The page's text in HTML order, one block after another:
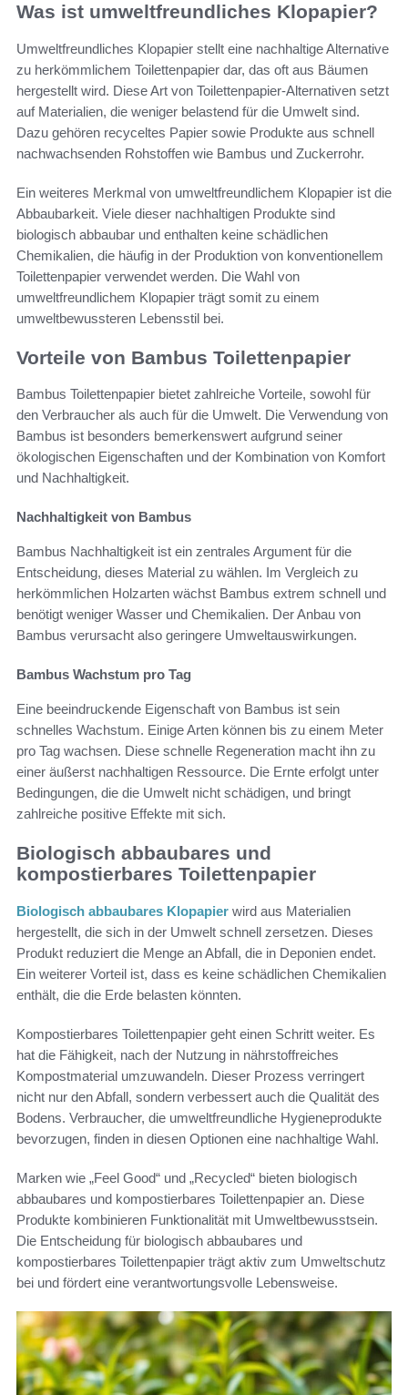
Was ist umweltfreundliches Klopapier?
Umweltfreundliches Klopapier stellt eine nachhaltige Alternative
zu herkömmlichem Toilettenpapier dar, das oft aus Bäumen
hergestellt wird. Diese Art von Toilettenpapier-Alternativen setzt
auf Materialien, die weniger belastend für die Umwelt sind.
Dazu gehören recyceltes Papier sowie Produkte aus schnell
nachwachsenden Rohstoffen wie Bambus und Zuckerrohr.
Ein weiteres Merkmal von umweltfreundlichem Klopapier ist die
Abbaubarkeit. Viele dieser nachhaltigen Produkte sind
biologisch abbaubar und enthalten keine schädlichen
Chemikalien, die häufig in der Produktion von konventionellem
Toilettenpapier verwendet werden. Die Wahl von
umweltfreundlichem Klopapier trägt somit zu einem
umweltbewussteren Lebensstil bei.
Vorteile von Bambus Toilettenpapier
Bambus Toilettenpapier bietet zahlreiche Vorteile, sowohl für
den Verbraucher als auch für die Umwelt. Die Verwendung von
Bambus ist besonders bemerkenswert aufgrund seiner
ökologischen Eigenschaften und der Kombination von Komfort
und Nachhaltigkeit.
Nachhaltigkeit von Bambus
Bambus Nachhaltigkeit ist ein zentrales Argument für die
Entscheidung, dieses Material zu wählen. Im Vergleich zu
herkömmlichen Holzarten wächst Bambus extrem schnell und
benötigt weniger Wasser und Chemikalien. Der Anbau von
Bambus verursacht also geringere Umweltauswirkungen.
Bambus Wachstum pro Tag
Eine beeindruckende Eigenschaft von Bambus ist sein
schnelles Wachstum. Einige Arten können bis zu einem Meter
pro Tag wachsen. Diese schnelle Regeneration macht ihn zu
einer äußerst nachhaltigen Ressource. Die Ernte erfolgt unter
Bedingungen, die die Umwelt nicht schädigen, und bringt
zahlreiche positive Effekte mit sich.
Biologisch abbaubares und
kompostierbares Toilettenpapier
Biologisch abbaubares Klopapier wird aus Materialien
hergestellt, die sich in der Umwelt schnell zersetzen. Dieses
Produkt reduziert die Menge an Abfall, die in Deponien endet.
Ein weiterer Vorteil ist, dass es keine schädlichen Chemikalien
enthält, die die Erde belasten könnten.
Kompostierbares Toilettenpapier geht einen Schritt weiter. Es
hat die Fähigkeit, nach der Nutzung in nährstoffreiches
Kompostmaterial umzuwandeln. Dieser Prozess verringert
nicht nur den Abfall, sondern verbessert auch die Qualität des
Bodens. Verbraucher, die umweltfreundliche Hygieneprodukte
bevorzugen, finden in diesen Optionen eine nachhaltige Wahl.
Marken wie „Feel Good“ und „Recycled“ bieten biologisch
abbaubares und kompostierbares Toilettenpapier an. Diese
Produkte kombinieren Funktionalität mit Umweltbewusstsein.
Die Entscheidung für biologisch abbaubares und
kompostierbares Toilettenpapier trägt aktiv zum Umweltschutz
bei und fördert eine verantwortungsvolle Lebensweise.